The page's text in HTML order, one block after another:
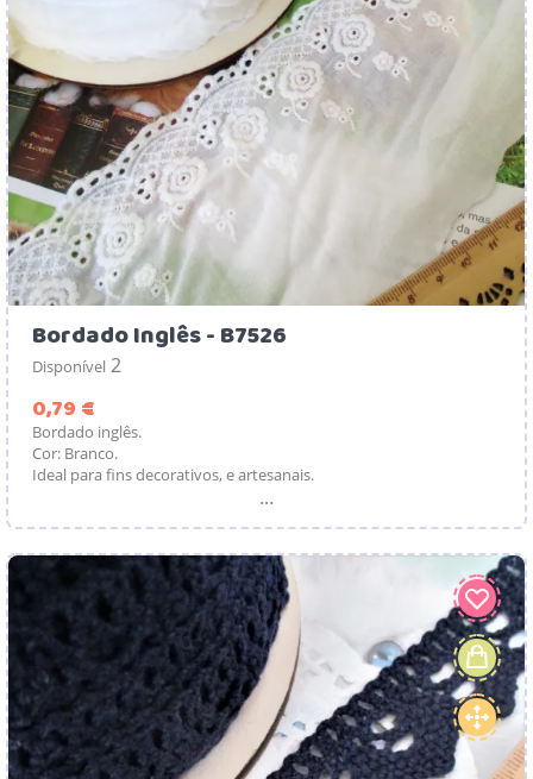
Bordado Inglês - B7526
Disponível 2
0,79 €
Bordado inglês.
Cor: Branco.
Ideal para fins decorativos, e artesanais.
...